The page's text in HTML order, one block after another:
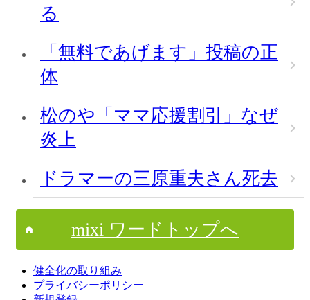
る
「無料であげます」投稿の正
体
松のや「ママ応援割引」なぜ
炎上
ドラマーの三原重夫さん死去
mixi ワードトップへ
健全化の取り組み
プライバシーポリシー